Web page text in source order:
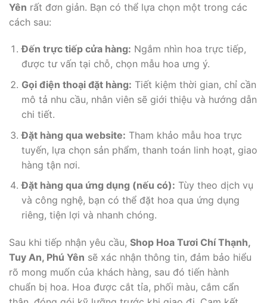
Yên rất đơn giản. Bạn có thể lựa chọn một trong các
cách sau:
Đến trực tiếp cửa hàng: Ngắm nhìn hoa trực tiếp,
được tư vấn tại chỗ, chọn mẫu hoa ưng ý.
Gọi điện thoại đặt hàng: Tiết kiệm thời gian, chỉ cần
mô tả nhu cầu, nhân viên sẽ giới thiệu và hướng dẫn
chi tiết.
Đặt hàng qua website: Tham khảo mẫu hoa trực
tuyến, lựa chọn sản phẩm, thanh toán linh hoạt, giao
hàng tận nơi.
Đặt hàng qua ứng dụng (nếu có): Tùy theo dịch vụ
và công nghệ, bạn có thể đặt hoa qua ứng dụng
riêng, tiện lợi và nhanh chóng.
Sau khi tiếp nhận yêu cầu, Shop Hoa Tươi Chí Thạnh,
Tuy An, Phú Yên sẽ xác nhận thông tin, đảm bảo hiểu
rõ mong muốn của khách hàng, sau đó tiến hành
chuẩn bị hoa. Hoa được cắt tỉa, phối màu, cắm cẩn